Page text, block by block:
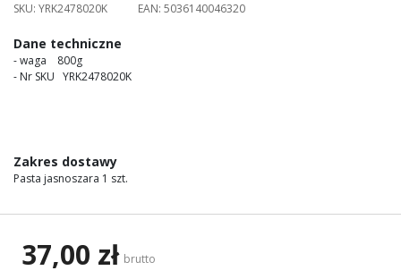
SKU: YRK2478020K EAN: 5036140046320
Dane techniczne
- waga 800g
- Nr SKU YRK2478020K
Zakres dostawy
Pasta jasnoszara 1 szt.
37,00 zł brutto